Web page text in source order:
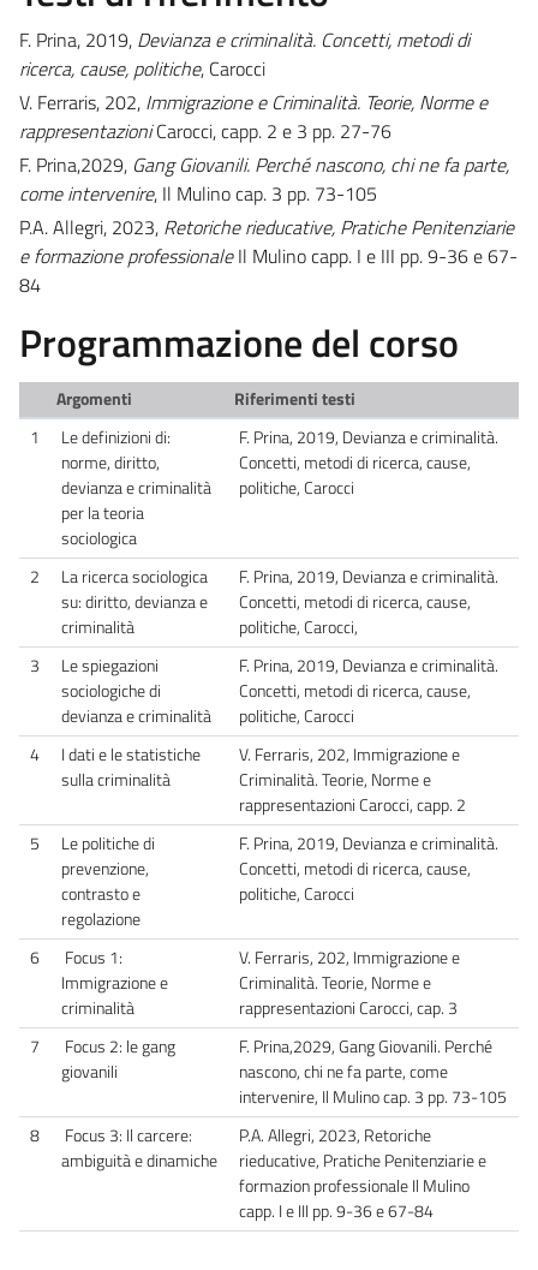
F. Prina, 2019, Devianza e criminalità. Concetti, metodi di
ricerca, cause, politiche, Carocci
V. Ferraris, 202, Immigrazione e Criminalità. Teorie, Norme e
rappresentazioniCarocci, capp. 2 e 3 pp. 27-76
F. Prina,2029, Gang Giovanili. Perché nascono, chi ne fa parte,
come intervenire, Il Mulino cap. 3 pp. 73-105
P.A. Allegri, 2023, Retoriche rieducative, Pratiche Penitenziarie
e formazione professionaleIl Mulino capp. I e III pp. 9-36 e 67-
84
Programmazione del corso
Argomenti
Riferimenti testi
1
Le definizioni di:
norme, diritto,
devianza e criminalità
per la teoria
sociologica
F. Prina, 2019, Devianza e criminalità.
Concetti, metodi di ricerca, cause,
politiche, Carocci
2
La ricerca sociologica
su: diritto, devianza e
criminalità
F. Prina, 2019, Devianza e criminalità.
Concetti, metodi di ricerca, cause,
politiche, Carocci,
3
Le spiegazioni
sociologiche di
devianza e criminalità
F. Prina, 2019, Devianza e criminalità.
Concetti, metodi di ricerca, cause,
politiche, Carocci
4
I dati e le statistiche
sulla criminalità
V. Ferraris, 202, Immigrazione e
Criminalità. Teorie, Norme e
rappresentazioni Carocci, capp. 2
5
Le politiche di
prevenzione,
contrasto e
regolazione
F. Prina, 2019, Devianza e criminalità.
Concetti, metodi di ricerca, cause,
politiche, Carocci
6
Focus 1:
Immigrazione e
criminalità
V. Ferraris, 202, Immigrazione e
Criminalità. Teorie, Norme e
rappresentazioni Carocci, cap. 3
7
Focus 2: le gang
giovanili
F. Prina,2029, Gang Giovanili. Perché
nascono, chi ne fa parte, come
intervenire, Il Mulino cap. 3 pp. 73-105
8
Focus 3: Il carcere:
ambiguità e dinamiche
P.A. Allegri, 2023, Retoriche
rieducative, Pratiche Penitenziarie e
formazion professionale Il Mulino
capp. I e III pp. 9-36 e 67-84